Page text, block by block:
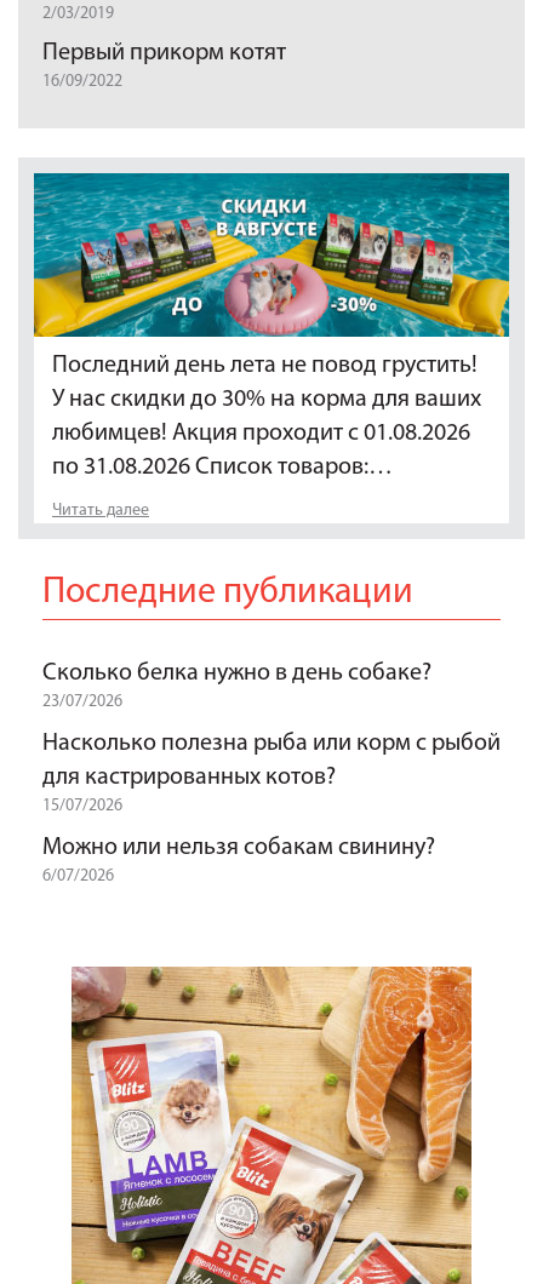
2/03/2019
Первый прикорм котят
16/09/2022
Последний день лета не повод грустить!
У нас скидки до 30% на корма для ваших
любимцев! Акция проходит с 01.08.2026
по 31.08.2026 Список товаров:…
Читать далее
Последние публикации
Сколько белка нужно в день собаке?
23/07/2026
Насколько полезна рыба или корм с рыбой
для кастрированных котов?
15/07/2026
Можно или нельзя собакам свинину?
6/07/2026